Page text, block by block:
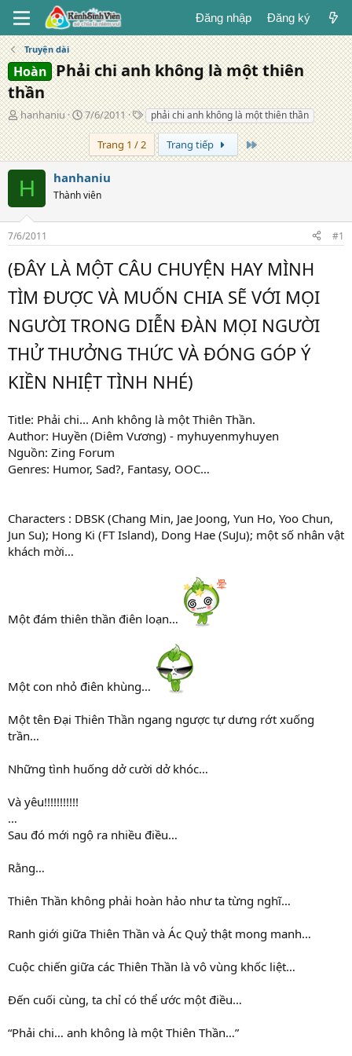
Đăng nhập Đăng ký
Truyện dài
Hoàn Phải chi anh không là một thiên
thần
T
á
c
g
i
ả
hanhaniu
N
g
à
y
ă
n
7/6/2011
T
ừ
k
h
phải chi anh không là một thiên thần
Trang 1 / 2 Trang tiếp Trang cuối
H hanhaniu
Thành viên
7/6/2011 #1
(ĐÂY LÀ MỘT CÂU CHUYỆN HAY MÌNH
TÌM ĐƯỢC VÀ MUỐN CHIA SẼ VỚI MỌI
NGƯỜI TRONG DIỄN ĐÀN MỌI NGƯỜI
THỬ THƯỞNG THỨC VÀ ĐÓNG GÓP Ý
KIỀN NHIỆT TÌNH NHÉ)
Title: Phải chi... Anh không là một Thiên Thần.
Author: Huyền (Diêm Vương) - myhuyenmyhuyen
Nguồn: Zing Forum
Genres: Humor, Sad?, Fantasy, OOC…
Characters : DBSK (Chang Min, Jae Joong, Yun Ho, Yoo Chun,
Jun Su); Hong Ki (FT Island), Dong Hae (SuJu); một số nhân vật
khách mời…
Một đám thiên thần điên loạn…
Một con nhỏ điên khùng…
Một tên Đại Thiên Thần ngang ngược tự dưng rớt xuống
trần…
Những tình huống dở cười dở khóc…
Và yêu!!!!!!!!!!!
…
Sau đó mới ngộ ra nhiều điều…
Rằng…
Thiên Thần không phải hoàn hảo như ta từng nghĩ…
Ranh giới giữa Thiên Thần và Ác Quỷ thật mong manh…
Cuộc chiến giữa các Thiên Thần là vô vùng khốc liệt…
Đến cuối cùng, ta chỉ có thể ước một điều…
“Phải chi… anh không là một Thiên Thần…”